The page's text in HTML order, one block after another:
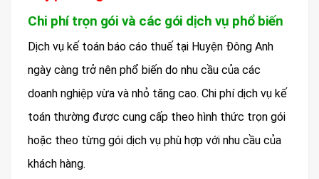
Chi phí trọn gói và các gói dịch vụ phổ biến
Dịch vụ kế toán báo cáo thuế tại Huyện Đông Anh
ngày càng trở nên phổ biến do nhu cầu của các
doanh nghiệp vừa và nhỏ tăng cao. Chi phí dịch vụ kế
toán thường được cung cấp theo hình thức trọn gói
hoặc theo từng gói dịch vụ phù hợp với nhu cầu của
khách hàng.